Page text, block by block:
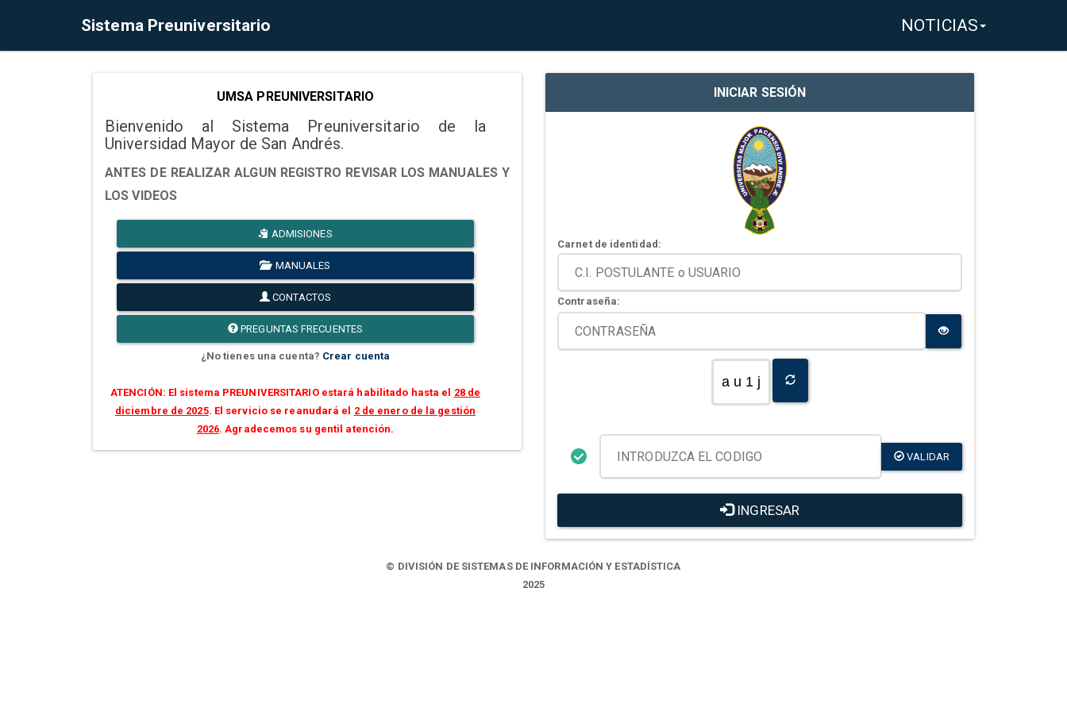
Sistema Preuniversitario NOTICIAS
UMSA PREUNIVERSITARIO
Bienvenido al Sistema Preuniversitario de la
Universidad Mayor de San Andrés.
ANTES DE REALIZAR ALGUN REGISTRO REVISAR LOS MANUALES Y
LOS VIDEOS
ADMISIONES
MANUALES
CONTACTOS
PREGUNTAS FRECUENTES
¿No tienes una cuenta? Crear cuenta
ATENCIÓN: El sistema PREUNIVERSITARIO estará habilitado hasta el 28 de
diciembre de 2025. El servicio se reanudará el 2 de enero de la gestión
2026. Agradecemos su gentil atención.
INICIAR SESIÓN
Carnet de identidad:
Contraseña:
a u 1 j
VALIDAR
INGRESAR
© DIVISIÓN DE SISTEMAS DE INFORMACIÓN Y ESTADÍSTICA
2025